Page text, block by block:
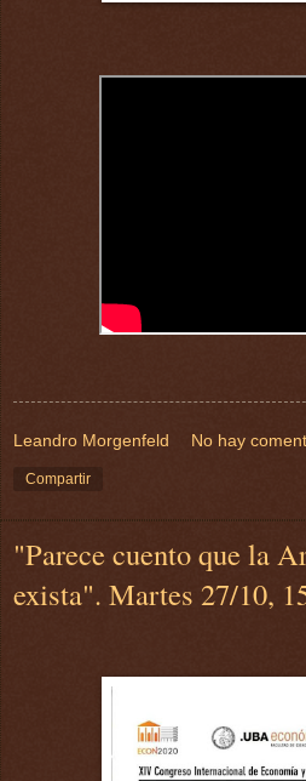
Leandro Morgenfeld No hay
Compartir
"Parece cuento que la
exista". Martes 27/10,